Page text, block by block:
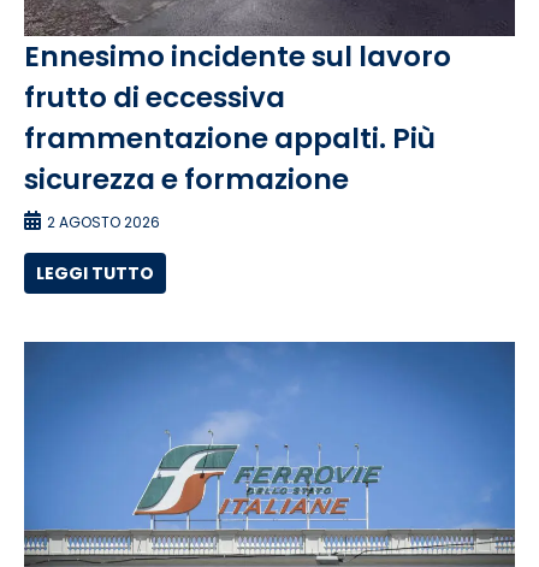
Ennesimo incidente sul lavoro
frutto di eccessiva
frammentazione appalti. Più
sicurezza e formazione
2 AGOSTO 2026
LEGGI TUTTO